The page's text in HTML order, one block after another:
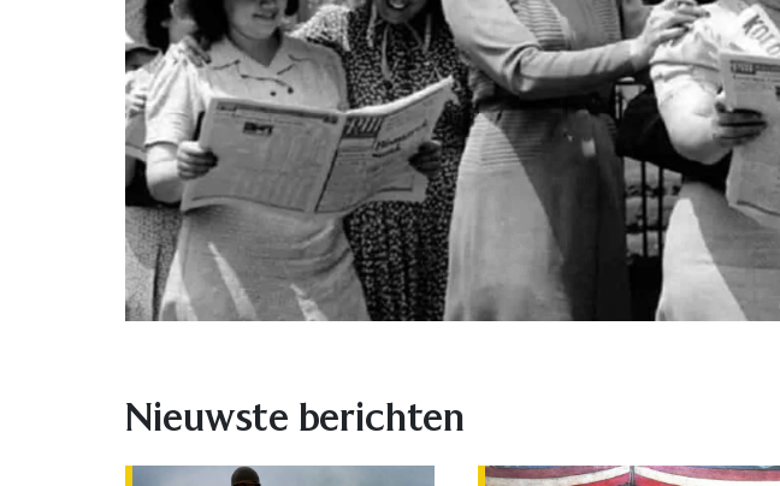
Nieuwste berichten